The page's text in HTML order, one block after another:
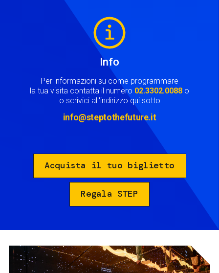
Info
Per informazioni su come programmare
la tua visita contatta il numero 02.3302.0088 o
o scrivici all'indirizzo qui sotto
info@steptothefuture.it
Acquista il tuo biglietto
Regala STEP